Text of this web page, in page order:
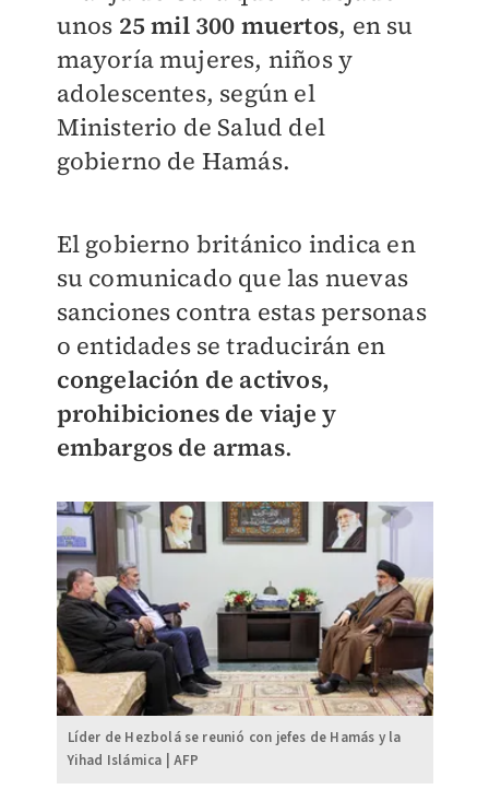
unos 25 mil 300 muertos, en su
mayoría mujeres, niños y
adolescentes, según el
Ministerio de Salud del
gobierno de Hamás.
El gobierno británico indica en
su comunicado que las nuevas
sanciones contra estas personas
o entidades se traducirán en
congelación de activos,
prohibiciones de viaje y
embargos de armas.
Líder de Hezbolá se reunió con jefes de Hamás y la
Yihad Islámica | AFP